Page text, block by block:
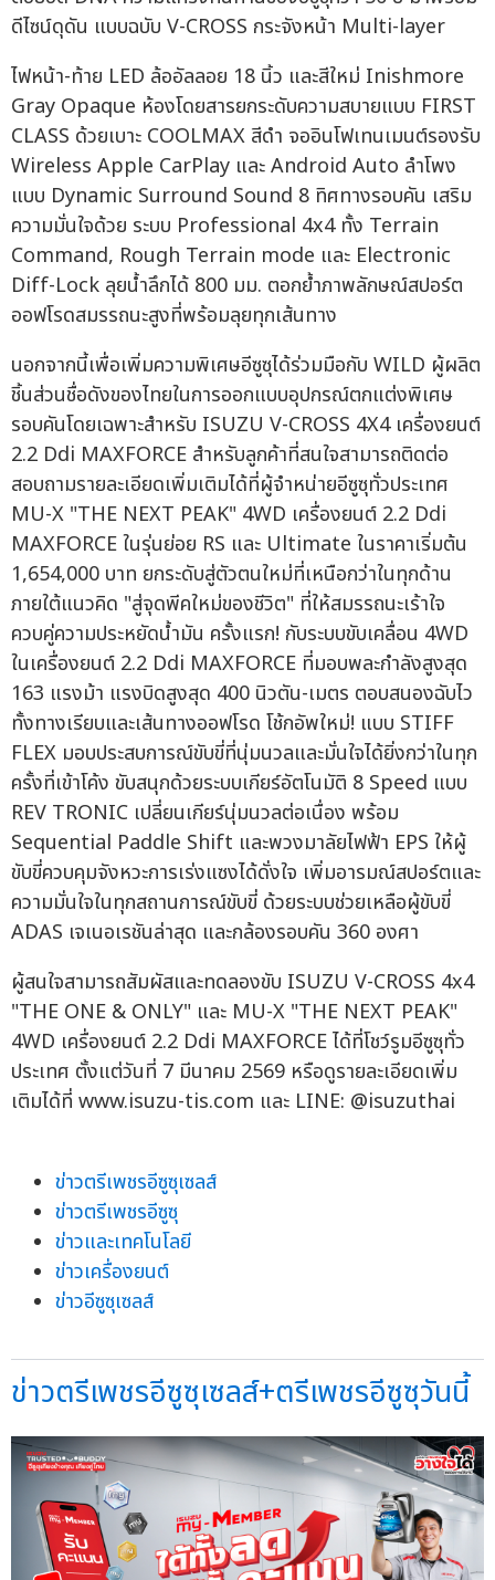
ดีไซน์ดุดัน แบบฉบับ V-CROSS กระจังหน้า Multi-layer
ไฟหน้า-ท้าย LED ล้ออัลลอย 18 นิ้ว และสีใหม่ Inishmore
Gray Opaque ห้องโดยสารยกระดับความสบายแบบ FIRST
CLASS ด้วยเบาะ COOLMAX สีดำ จออินโฟเทนเมนต์รองรับ
Wireless Apple CarPlay และ Android Auto ลำโพง
แบบ Dynamic Surround Sound 8 ทิศทางรอบคัน เสริม
ความมั่นใจด้วย ระบบ Professional 4x4 ทั้ง Terrain
Command, Rough Terrain mode และ Electronic
Diff-Lock ลุยน้ำลึกได้ 800 มม. ตอกย้ำภาพลักษณ์สปอร์ต
ออฟโรดสมรรถนะสูงที่พร้อมลุยทุกเส้นทาง
นอกจากนี้เพื่อเพิ่มความพิเศษอีซูซุได้ร่วมมือกับ WILD ผู้ผลิต
ชิ้นส่วนชื่อดังของไทยในการออกแบบอุปกรณ์ตกแต่งพิเศษ
รอบคันโดยเฉพาะสำหรับ ISUZU V-CROSS 4X4 เครื่องยนต์
2.2 Ddi MAXFORCE สำหรับลูกค้าที่สนใจสามารถติดต่อ
สอบถามรายละเอียดเพิ่มเติมได้ที่ผู้จำหน่ายอีซูซุทั่วประเทศ
MU-X "THE NEXT PEAK" 4WD เครื่องยนต์ 2.2 Ddi
MAXFORCE ในรุ่นย่อย RS และ Ultimate ในราคาเริ่มต้น
1,654,000 บาท ยกระดับสู่ตัวตนใหม่ที่เหนือกว่าในทุกด้าน
ภายใต้แนวคิด "สู่จุดพีคใหม่ของชีวิต" ที่ให้สมรรถนะเร้าใจ
ควบคู่ความประหยัดน้ำมัน ครั้งแรก! กับระบบขับเคลื่อน 4WD
ในเครื่องยนต์ 2.2 Ddi MAXFORCE ที่มอบพละกำลังสูงสุด
163 แรงม้า แรงบิดสูงสุด 400 นิวตัน-เมตร ตอบสนองฉับไว
ทั้งทางเรียบและเส้นทางออฟโรด โช้กอัพใหม่! แบบ STIFF
FLEX มอบประสบการณ์ขับขี่ที่นุ่มนวลและมั่นใจได้ยิ่งกว่าในทุก
ครั้งที่เข้าโค้ง ขับสนุกด้วยระบบเกียร์อัตโนมัติ 8 Speed แบบ
REV TRONIC เปลี่ยนเกียร์นุ่มนวลต่อเนื่อง พร้อม
Sequential Paddle Shift และพวงมาลัยไฟฟ้า EPS ให้ผู้
ขับขี่ควบคุมจังหวะการเร่งแซงได้ดั่งใจ เพิ่มอารมณ์สปอร์ตและ
ความมั่นใจในทุกสถานการณ์ขับขี่ ด้วยระบบช่วยเหลือผู้ขับขี่
ADAS เจเนอเรชันล่าสุด และกล้องรอบคัน 360 องศา
ผู้สนใจสามารถสัมผัสและทดลองขับ ISUZU V-CROSS 4x4
"THE ONE & ONLY" และ MU-X "THE NEXT PEAK"
4WD เครื่องยนต์ 2.2 Ddi MAXFORCE ได้ที่โชว์รูมอีซูซุทั่ว
ประเทศ ตั้งแต่วันที่ 7 มีนาคม 2569 หรือดูรายละเอียดเพิ่ม
เติมได้ที่ www.isuzu-tis.com และ LINE: @isuzuthai
ข่าวตรีเพชรอีซูซุเซลส์
ข่าวตรีเพชรอีซูซุ
ข่าวและเทคโนโลยี
ข่าวเครื่องยนต์
ข่าวอีซูซุเซลส์
ข่าวตรีเพชรอีซูซุเซลส์+ตรีเพชรอีซูซุวันนี้